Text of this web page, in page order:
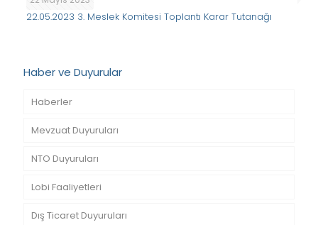
22.05.2023 3. Meslek Komitesi Toplantı Karar Tutanağı
Haber ve Duyurular
Haberler
Mevzuat Duyuruları
NTO Duyuruları
Lobi Faaliyetleri
Dış Ticaret Duyuruları